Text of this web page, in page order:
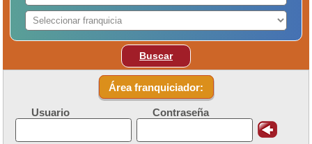
Buscar
Área franquiciador:
Usuario Contraseña